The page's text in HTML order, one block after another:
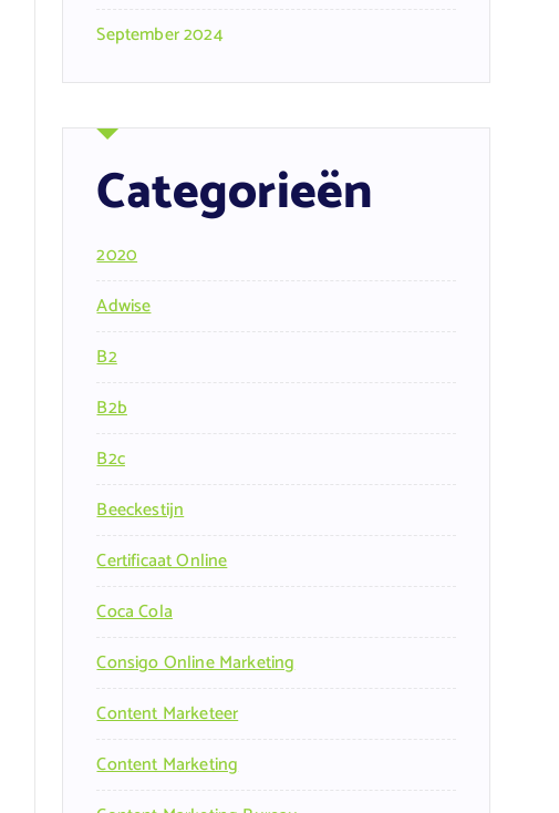
September 2024
Categorieën
2020
Adwise
B2
B2b
B2c
Beeckestijn
Certificaat Online
Coca Cola
Consigo Online Marketing
Content Marketeer
Content Marketing